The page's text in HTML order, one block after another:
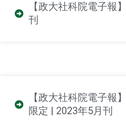
【政大社科院電子報
刊
【政大社科院電子報
限定 | 2023年5月刊